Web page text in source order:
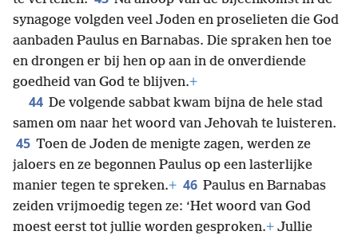
synagoge volgden veel Joden en proselieten die God
aanbaden Paulus en Barnabas. Die spraken hen toe
en drongen er bij hen op aan in de onverdiende
goedheid van God te blijven.+
44 De volgende sabbat kwam bijna de hele stad
samen om naar het woord van Jehovah te luisteren.
45 Toen de Joden de menigte zagen, werden ze
jaloers en ze begonnen Paulus op een lasterlijke
manier tegen te spreken.+ 46 Paulus en Barnabas
zeiden vrijmoedig tegen ze: ‘Het woord van God
moest eerst tot jullie worden gesproken.+ Jullie